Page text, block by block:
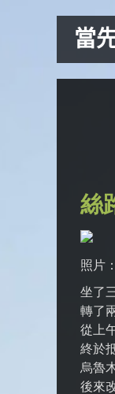
當
絲
照片
坐了
轉了
從上
終於
烏魯
後來